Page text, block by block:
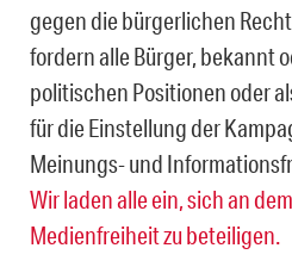
gegen die bürgerlichen
fordern alle Bürger, bekannt
politischen Positionen oder
für die Einstellung der
Meinungs- und
Wir laden alle ein, sich an
Medienfreiheit zu beteiligen.